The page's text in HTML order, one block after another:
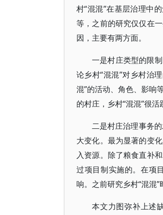
村“混混”在基层治理中
等，之前的研究仅仅在
因，主要有两方面。
一是村庄类型的限
论乡村“混混”对乡村治
混”的活动、角色、影响
的村庄，乡村“混混”很
二是村庄治理事务
大变化。最为显著的变
入资源。除了粮食直补
过项目制实施的。在项
响。之前研究乡村“混混
本文力图弥补上述